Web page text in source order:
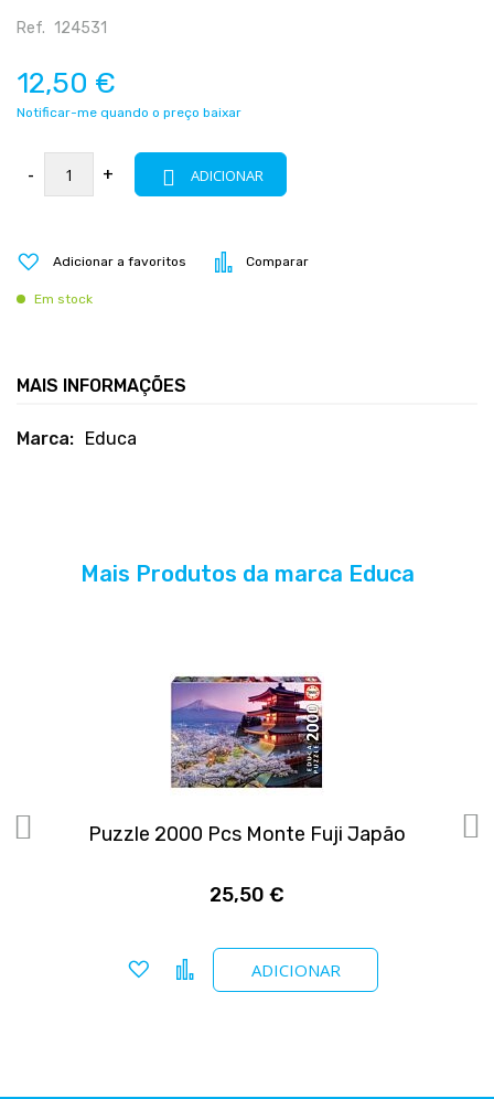
Ref. 124531
12,50 €
Notificar-me quando o preço baixar
- + ADICIONAR
Adicionar a favoritos Comparar
Em stock
de
MAIS INFORMAÇÕES
Mais
Educa
Mais Produtos da marca Educa
Puzzle 2000 Pcs Monte Fuji Japão
25,50 €
ADICIONAR
Adicionar a favoritos
Comparar